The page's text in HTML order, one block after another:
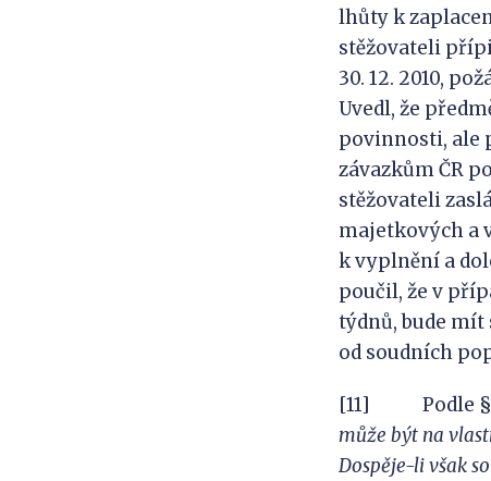
lhůty k
stěžovateli
30. 12. 2010,
Uvedl, že
povinnosti, ale
závazkům ČR
stěžovateli
majetkových a
k vyplnění a
poučil, že v
týdnů, bude mít
od soudních
[11] Podle §
může být na
Dospěje-li však